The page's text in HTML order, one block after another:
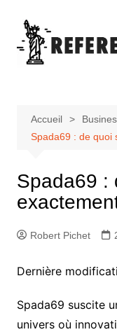
contenu
Accueil
Spada69 : de quoi
Spada69 :
Robert Pichet
Dernière
Spada69 suscite
univers où